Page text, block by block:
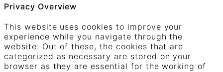
Privacy Overview
This website uses cookies to improve your
experience while you navigate through the
website. Out of these, the cookies that are
categorized as necessary are stored on your
browser as they are essential for the working of